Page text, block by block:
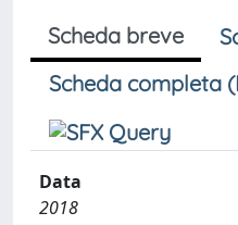
Scheda breve
Scheda completa
Data
2018